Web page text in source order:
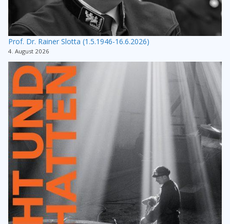
Prof. Dr. Rainer Slotta (1.5.1946-16.6.2026)
4. August 2026